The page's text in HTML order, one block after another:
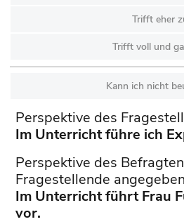
Trifft eher
Trifft voll und
Kann ich nicht
Perspektive des
Im Unterricht führe ich
Perspektive des
Fragestellende
Im Unterricht führt Frau
vor.